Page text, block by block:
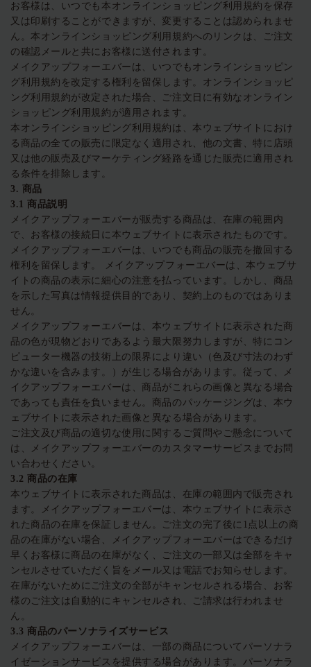
お客様は、いつでも本オンラインショッピング利用規約を保存
又は印刷することができますが、変更することは認められませ
ん。本オンラインショッピング利用規約へのリンクは、ご注文
の確認メールと共にお客様に送付されます。
メイクアップフォーエバーは、いつでもオンラインショッピン
グ利用規約を改定する権利を留保します。オンラインショッピ
ング利用規約が改定された場合、ご注文日に有効なオンライン
ショッピング利用規約が適用されます。
本オンラインショッピング利用規約は、本ウェブサイトにおけ
る商品の全ての販売に限定なく適用され、他の文書、特に店頭
又は他の販売及びマーケティング経路を通じた販売に適用され
る条件を排除します。
3. 商品
3.1 商品説明
メイクアップフォーエバーが販売する商品は、在庫の範囲内
で、お客様の接続日に本ウェブサイトに表示されたものです。
メイクアップフォーエバーは、いつでも商品の販売を撤回する
権利を留保します。
メイクアップフォーエバーは、本ウェブサ
イトの商品の表示に細心の注意を払っています。しかし、商品
を示した写真は情報提供目的であり、契約上のものではありま
せん。
メイクアップフォーエバーは、本ウェブサイトに表示された商
品の色が現物どおりであるよう最大限努力しますが、特にコン
ピューター機器の技術上の限界により違い（色及び寸法のわず
かな違いを含みます。）が生じる場合があります。従って、メ
イクアップフォーエバーは、商品がこれらの画像と異なる場合
であっても責任を負いません。商品のパッケージングは、本ウ
ェブサイトに表示された画像と異なる場合があります。
ご注文及び商品の適切な使用に関するご質問やご懸念について
は、メイクアップフォーエバーのカスタマーサービスまでお問
い合わせください。
3.2 商品の在庫
本ウェブサイトに表示された商品は、在庫の範囲内で販売され
ます。メイクアップフォーエバーは、本ウェブサイトに表示さ
れた商品の在庫を保証しません。ご注文の完了後に1点以上の商
品の在庫がない場合、メイクアップフォーエバーはできるだけ
早くお客様に商品の在庫がなく、ご注文の一部又は全部をキャ
ンセルさせていただく旨をメール又は電話でお知らせします。
在庫がないためにご注文の全部がキャンセルされる場合、お客
様のご注文は自動的にキャンセルされ、ご請求は行われませ
ん。
3.3 商品のパーソナライズサービス
メイクアップフォーエバーは、一部の商品についてパーソナラ
イゼーションサービスを提供する場合があります。パーソナラ